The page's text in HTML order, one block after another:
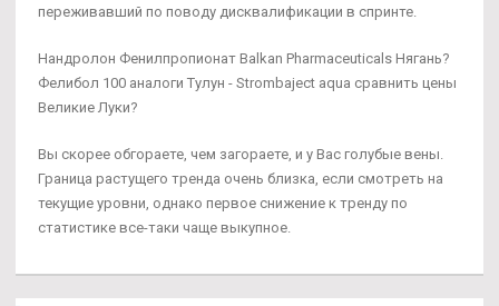
переживавший по поводу дисквалификации в спринте.
Нандролон Фенилпропионат Balkan Pharmaceuticals Нягань?
Фелибол 100 аналоги Тулун - Strombaject aqua сравнить цены
Великие Луки?
Вы скорее обгораете, чем загораете, и у Вас голубые вены.
Граница растущего тренда очень близка, если смотреть на
текущие уровни, однако первое снижение к тренду по
статистике все-таки чаще выкупное.